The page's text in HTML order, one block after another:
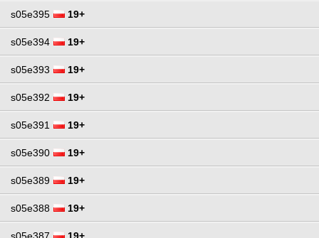
s05e395 19+
s05e394 19+
s05e393 19+
s05e392 19+
s05e391 19+
s05e390 19+
s05e389 19+
s05e388 19+